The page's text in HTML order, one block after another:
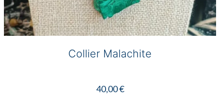
Collier Malachite
40,00€